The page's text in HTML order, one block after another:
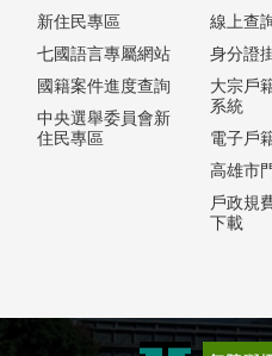
新住民專區
七國語言專屬網站
國籍案件進度查詢
中央選舉委員會新
住民專區
線上查
身分證
大宗戶
系統
電子戶
高雄市
戶政規
下載